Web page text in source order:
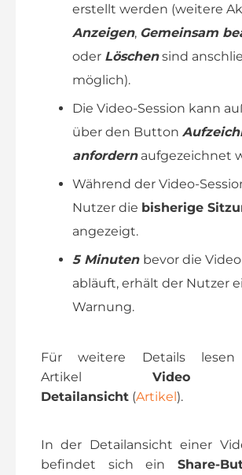
erstellt werden (weitere
Anzeigen, Gemeinsam
oder Löschensind
möglich).
Die Video-Session kann
über den Button
anfordernaufgezeichnet
Während der Video-
Nutzer die bisherige
angezeigt.
5 Minuten bevor die
abläuft, erhält der Nutzer
Warnung.
Für weitere Details
Artikel Video
Detailansicht (Artikel).
In der Detailansicht einer
befindet sich ein Share-